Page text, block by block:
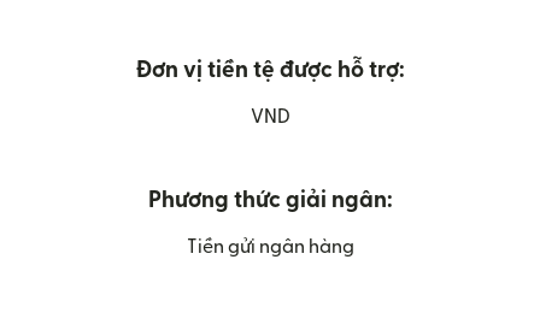
Đơn vị tiền tệ được hỗ trợ:
VND
Phương thức giải ngân:
Tiền gửi ngân hàng